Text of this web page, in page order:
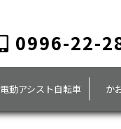
0996-22-
電動アシスト自転車 か